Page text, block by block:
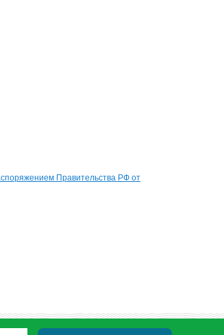
Правительства РФ от